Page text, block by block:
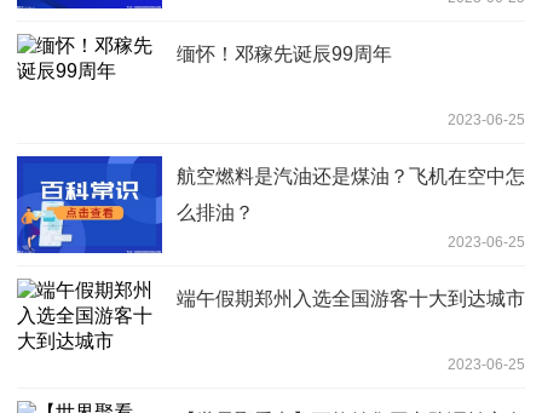
缅怀！邓稼先诞辰99周年
2023-06-25
航空燃料是汽油还是煤油？飞机在空中怎
么排油？
2023-06-25
端午假期郑州入选全国游客十大到达城市
2023-06-25